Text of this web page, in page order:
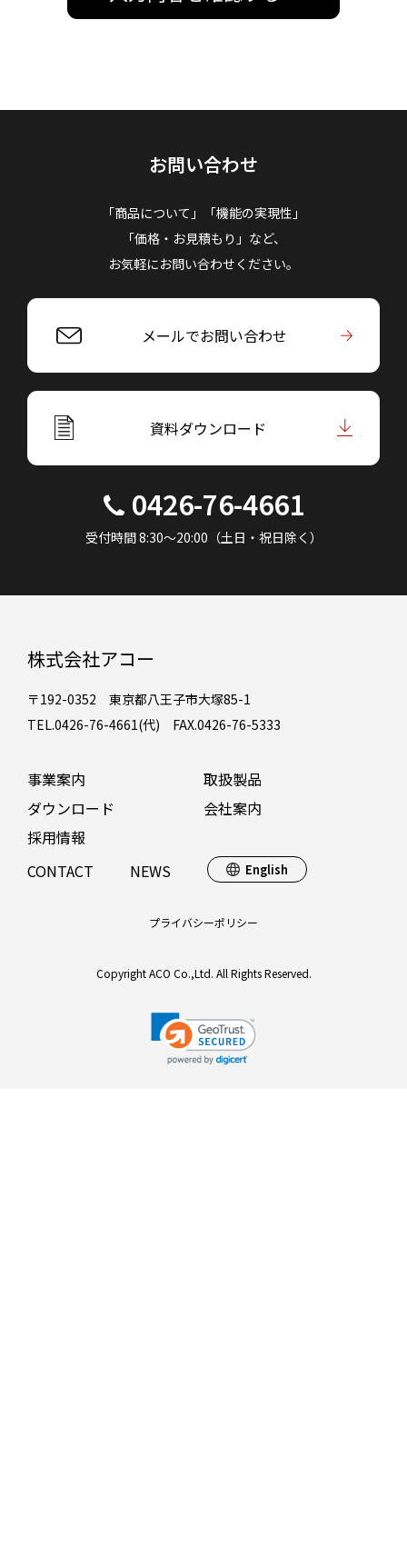
お問い合わせ
「商品について」「機能の実現性」
「価格・お見積もり」など、
お気軽にお問い合わせください。
メールでお問い合わせ
資料ダウンロード
0426-76-4661
受付時間 8:30～20:00（土日・祝日除く）
株式会社アコー
〒192-0352 東京都八王子市大塚85-1
TEL.0426-76-4661(代) FAX.0426-76-5333
事業案内
取扱製品
ダウンロード
会社案内
採用情報
CONTACT
NEWS English
プライバシーポリシー
Copyright ACO Co.,Ltd. All Rights Reserved.